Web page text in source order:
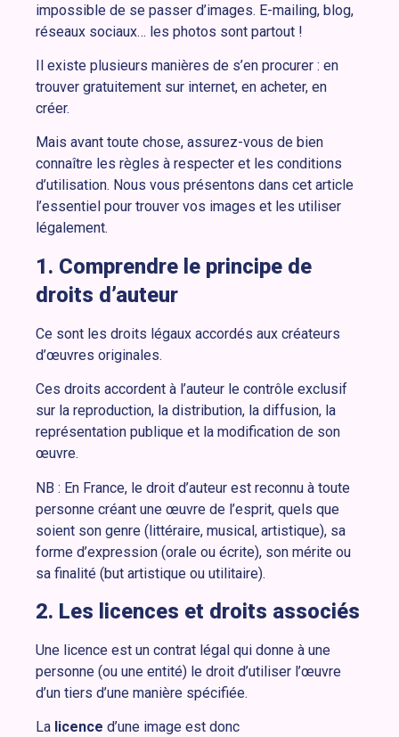
impossible de se passer d’images. E-mailing, blog,
réseaux sociaux… les photos sont partout !
Il existe plusieurs manières de s’en procurer : en
trouver gratuitement sur internet, en acheter, en
créer.
Mais avant toute chose, assurez-vous de bien
connaître les règles à respecter et les conditions
d’utilisation. Nous vous présentons dans cet article
l’essentiel pour trouver vos images et les utiliser
légalement.
1. Comprendre le principe de
droits d’auteur
Ce sont les droits légaux accordés aux créateurs
d’œuvres originales.
Ces droits accordent à l’auteur le contrôle exclusif
sur la reproduction, la distribution, la diffusion, la
représentation publique et la modification de son
œuvre.
NB : En France, le droit d’auteur est reconnu à toute
personne créant une œuvre de l’esprit, quels que
soient son genre (littéraire, musical, artistique), sa
forme d’expression (orale ou écrite), son mérite ou
sa finalité (but artistique ou utilitaire).
2. Les licences et droits associés
Une licence est un contrat légal qui donne à une
personne (ou une entité) le droit d’utiliser l’œuvre
d’un tiers d’une manière spécifiée.
La licence d’une image est donc